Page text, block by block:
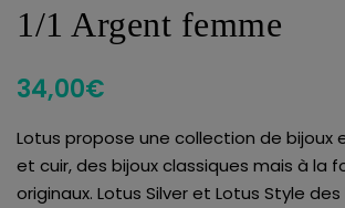
1/1 Argent femme
34,00€
Lotus propose une collection de bijoux
et cuir, des bijoux classiques mais à la
originaux. Lotus Silver et Lotus Style